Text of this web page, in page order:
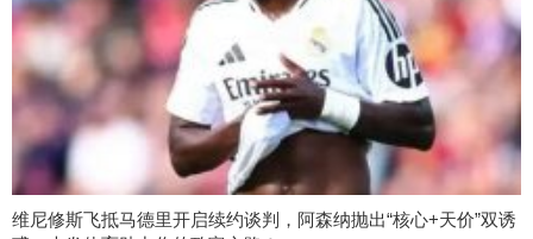
维尼修斯飞抵马德里开启续约谈判，阿森纳抛出“核心+天价”双诱